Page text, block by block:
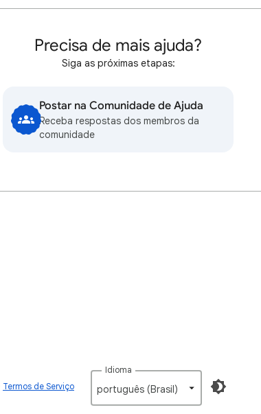
Precisa de mais ajuda?
Siga as próximas etapas:
Postar na Comunidade de Ajuda
Receba respostas dos membros da
comunidade
Termos de Serviço
Idioma
português (Brasil)‎